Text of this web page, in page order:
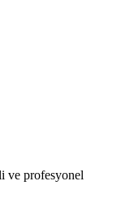
ve profesyonel